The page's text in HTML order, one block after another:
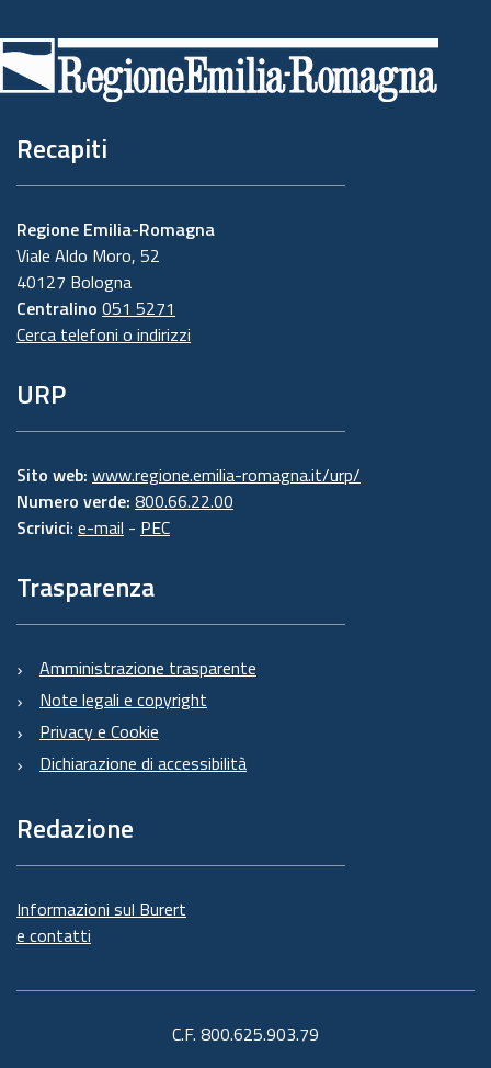
di
pagina
Recapiti
Regione Emilia-Romagna
Viale Aldo Moro, 52
40127 Bologna
Centralino 051 5271
Cerca telefoni o indirizzi
URP
Sito web: www.regione.emilia-romagna.it/urp/
Numero verde: 800.66.22.00
Scrivici: e-mail - PEC
Trasparenza
Amministrazione trasparente
Note legali e copyright
Privacy e Cookie
Dichiarazione di accessibilità
Redazione
Informazioni sul Burert
e contatti
C.F. 800.625.903.79